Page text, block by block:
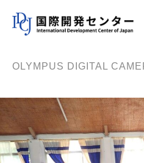
OLYMPUS DIGITAL